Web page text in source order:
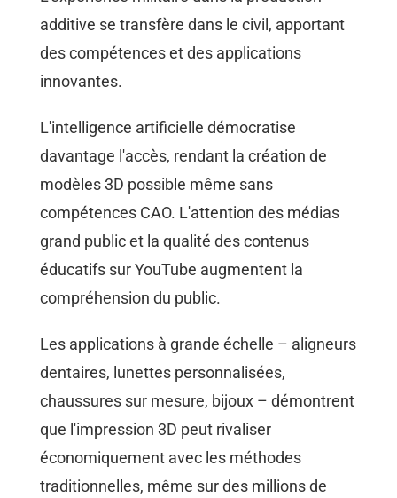
additive se transfère dans le civil, apportant
des compétences et des applications
innovantes.
L'intelligence artificielle démocratise
davantage l'accès, rendant la création de
modèles 3D possible même sans
compétences CAO. L'attention des médias
grand public et la qualité des contenus
éducatifs sur YouTube augmentent la
compréhension du public.
Les applications à grande échelle – aligneurs
dentaires, lunettes personnalisées,
chaussures sur mesure, bijoux – démontrent
que l'impression 3D peut rivaliser
économiquement avec les méthodes
traditionnelles, même sur des millions de